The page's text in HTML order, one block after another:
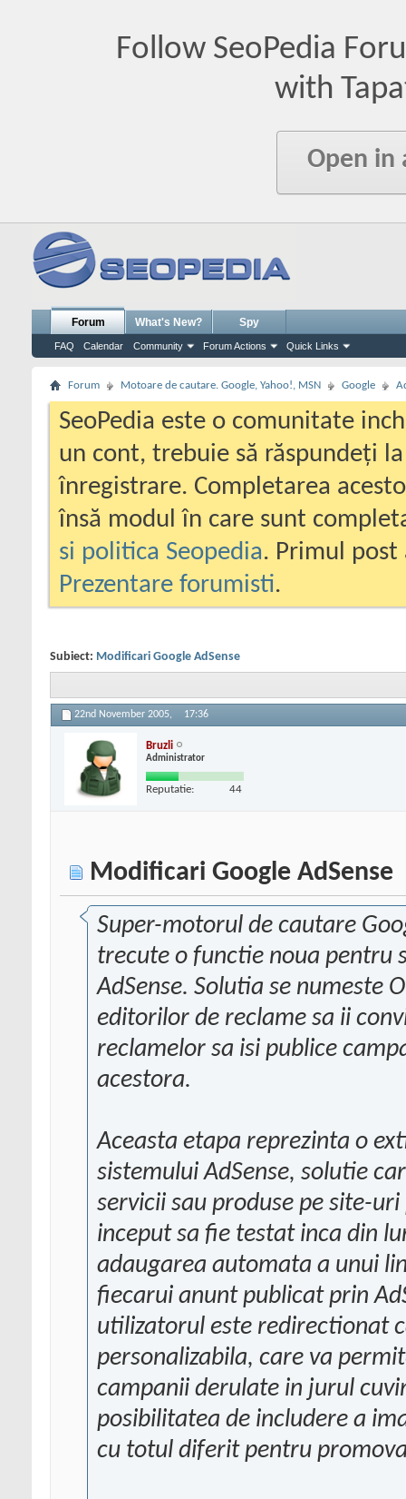
Follow SeoPedia
with
Open in
Forum
FAQ Calendar Community Forum Actions Quick Links
What's New? Spy
Forum Motoare de cautare. Google, Yahoo!, MSN Google
SeoPedia este o comunitate
un cont, trebuie să răspundeți
înregistrare. Completarea
însă modul în care sunt
si politica Seopedia. Primul
Prezentare forumisti.
Subiect: Modificari Google AdSense
22nd November 2005, 17:36
Bruzli
Administrator
Reputatie: 44
Modificari Google AdSense
Super-motorul de cautare
trecute o functie noua pentru
AdSense. Solutia se numeste
editorilor de reclame sa ii
reclamelor sa isi publice
acestora.
Aceasta etapa reprezinta o
sistemului AdSense, solutie
servicii sau produse pe site-
inceput sa fie testat inca din
adaugarea automata a unui
fiecarui anunt publicat prin
utilizatorul este redirectionat
personalizabila, care va
campanii derulate in jurul
posibilitatea de includere a
cu totul diferit pentru